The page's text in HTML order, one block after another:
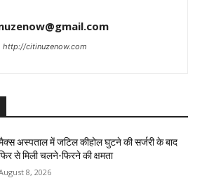
http://citinuzenow.com
अस्पताल में जटिल कीहोल घुटने की सर्जरी के बाद
से मिली चलने-फिरने की क्षमता
8, 2026